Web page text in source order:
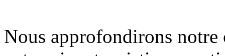
Nous approfondirons